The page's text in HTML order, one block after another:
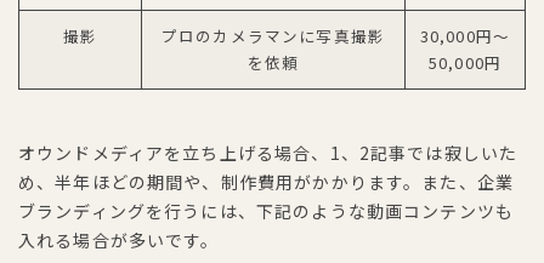
撮影
プロのカメラマンに写真撮影
を依頼
30,000円〜
50,000円
オウンドメディアを立ち上げる場合、1、2記事では寂しいた
め、半年ほどの期間や、制作費用がかかります。また、企業
ブランディングを行うには、下記のような動画コンテンツも
入れる場合が多いです。